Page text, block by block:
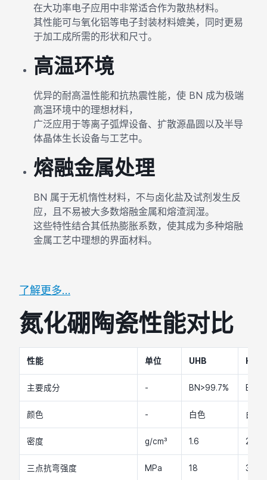
在大功率电子应用中非常适合作为散热材料。
其性能可与氧化铝等电子封装材料媲美，同时更易
于加工成所需的形状和尺寸。
高温环境
优异的耐高温性能和抗热震性能，使 BN 成为极端
高温环境中的理想材料，
广泛应用于等离子弧焊设备、扩散源晶圆以及半导
体晶体生长设备与工艺中。
熔融金属处理
BN 属于无机惰性材料，不与卤化盐及试剂发生反
应，且不易被大多数熔融金属和熔渣润湿。
这些特性结合其低热膨胀系数，使其成为多种熔融
金属工艺中理想的界面材料。
了解更多…
氮化硼陶瓷性能对比
性能 单位 UHB HB
主要成分 - BN>99.7%
颜色 - 白色 白色
密度 g/cm³ 1.6 2
三点抗弯强度 MPa 18 35